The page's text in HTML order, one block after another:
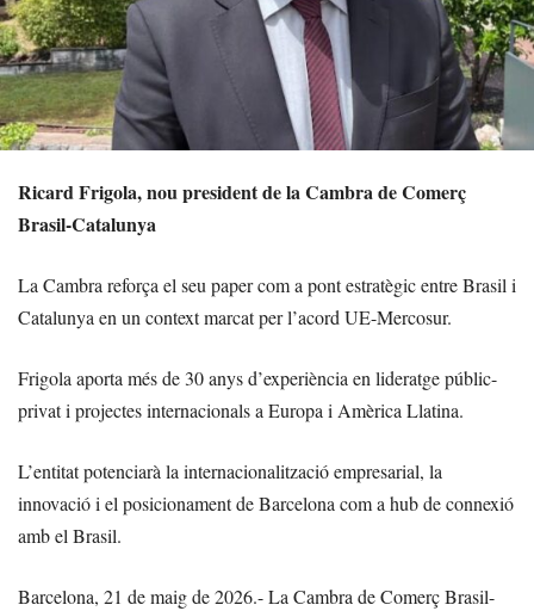
Ricard Frigola, nou president de la Cambra de Comerç
Brasil-Catalunya
La Cambra reforça el seu paper com a pont estratègic entre Brasil i
Catalunya en un context marcat per l’acord UE-Mercosur.
Frigola aporta més de 30 anys d’experiència en lideratge públic-
privat i projectes internacionals a Europa i Amèrica Llatina.
L’entitat potenciarà la internacionalització empresarial, la
innovació i el posicionament de Barcelona com a hub de connexió
amb el Brasil.
Barcelona, 21 de maig de 2026.- La Cambra de Comerç Brasil-